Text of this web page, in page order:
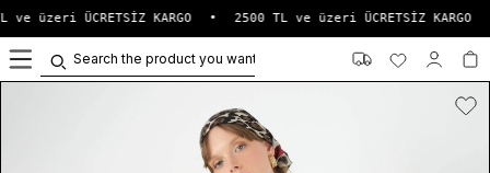
ve üzeri ÜCRETSİZ KARGO • 2500 TL ve üzeri ÜCRETSİZ KARGO